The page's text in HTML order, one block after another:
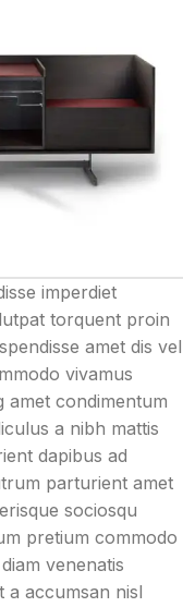
imperdiet
torquent proin
amet dis vel
vivamus
amet condimentum
a nibh mattis
dapibus ad
parturient amet
sociosqu
pretium commodo
venenatis
a accumsan nisl